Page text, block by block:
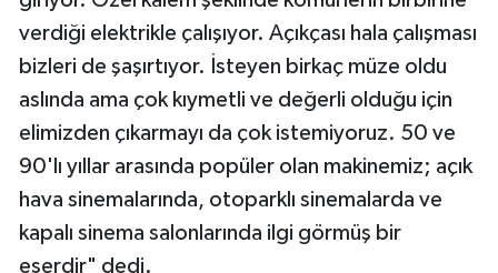
verdiği elektrikle çalışıyor. Açıkçası hala çalışması
bizleri de şaşırtıyor. İsteyen birkaç müze oldu
aslında ama çok kıymetli ve değerli olduğu için
elimizden çıkarmayı da çok istemiyoruz. 50 ve
90'lı yıllar arasında popüler olan makinemiz; açık
hava sinemalarında, otoparklı sinemalarda ve
kapalı sinema salonlarında ilgi görmüş bir
eserdir" dedi.